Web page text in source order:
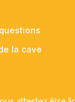
la cave